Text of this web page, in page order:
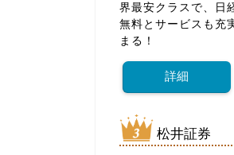
界最安クラスで、日
無料とサービスも充
まる！
詳細
松井証券